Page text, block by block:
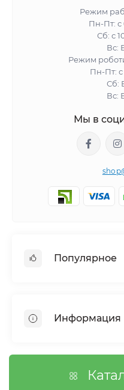
Режим
Пн-Пт: с
Сб: с
Вс:
Режим
Пн-Пт: с
Сб:
Вс:
Мы в
Популярное
Сетка шпалерная
Сетка затеняющая
Информация